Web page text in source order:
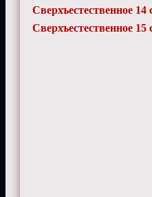
Сверхъестественное 14
Сверхъестественное 15